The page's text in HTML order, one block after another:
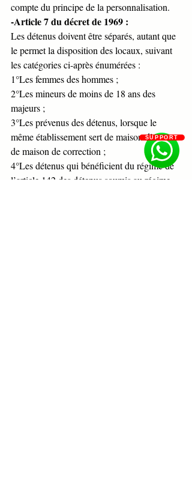
compte du principe de la personnalisation.
-Article 7 du décret de 1969 :
Les détenus doivent être séparés, autant que
le permet la disposition des locaux, suivant
les catégories ci-après énumérées :
1°Les femmes des hommes ;
2°Les mineurs de moins de 18 ans des
majeurs ;
3°Les prévenus des détenus, lorsque le
même établissement sert de maison d’arrêt et
de maison de correction ;
4°Les détenus qui bénéficient du régime de
l’article 142 des détenus soumis au régime
SUPPORT